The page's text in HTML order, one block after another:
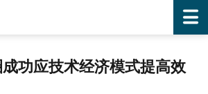
功应技术经济模式提高效